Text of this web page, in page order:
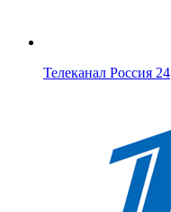
Телеканал Россия 24